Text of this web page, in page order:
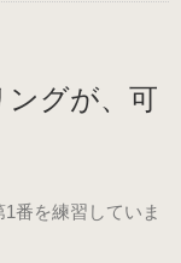
グが、可
番を練習していま